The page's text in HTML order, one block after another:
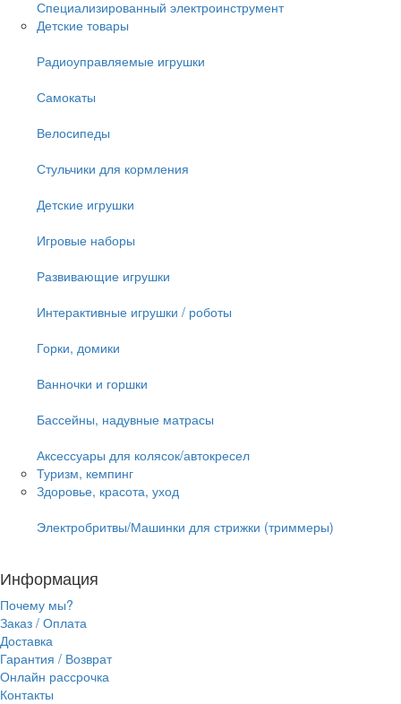
Специализированный электроинструмент
Детские товары
Радиоуправляемые игрушки
Самокаты
Велосипеды
Стульчики для кормления
Детские игрушки
Игровые наборы
Развивающие игрушки
Интерактивные игрушки / роботы
Горки, домики
Ванночки и горшки
Бассейны, надувные матрасы
Аксессуары для колясок/автокресел
Туризм, кемпинг
Здоровье, красота, уход
Электробритвы/Машинки для стрижки (триммеры)
Информация
Почему мы?
Заказ / Оплата
Доставка
Гарантия / Возврат
Онлайн рассрочка
Контакты